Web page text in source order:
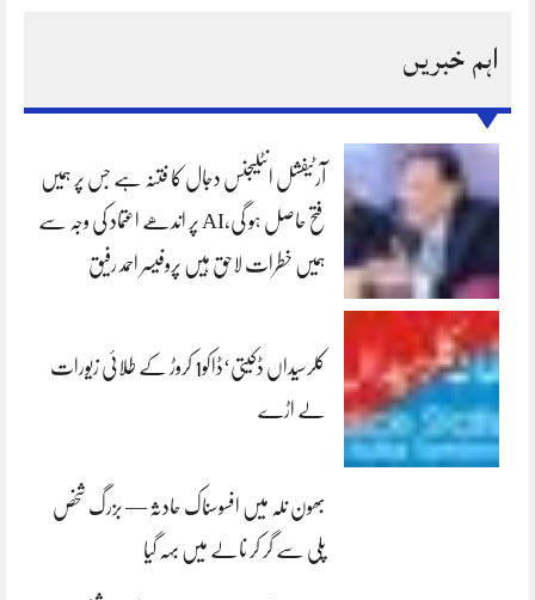
اہم خبریں
آرٹیفشل انٹلیجنس دجال کا فتنہ ہے جس پر ہمیں
فتح حاصل ہو گی،AI پر اندھے اعتماد کی وجہ سے
ہمیں خطرات لاحق ہیں پروفیسر احمد رفیق
کلرسیداں ڈکیتی‘ڈاکو1 کروڑ کے طلائی زیورات
لے اڑے
بھون نلہ میں افسوسناک حادثہ — بزرگ شخص
پلی سے گر کر نالے میں بہہ گیا